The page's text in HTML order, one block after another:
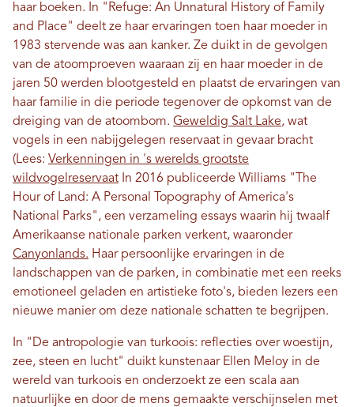
haar boeken. In "Refuge: An Unnatural History of Family
and Place" deelt ze haar ervaringen toen haar moeder in
1983 stervende was aan kanker. Ze duikt in de gevolgen
van de atoomproeven waaraan zij en haar moeder in de
jaren 50 werden blootgesteld en plaatst de ervaringen van
haar familie in die periode tegenover de opkomst van de
dreiging van de atoombom. Geweldig Salt Lake, wat
vogels in een nabijgelegen reservaat in gevaar bracht
(Lees: Verkenningen in 's werelds grootste
wildvogelreservaat In 2016 publiceerde Williams "The
Hour of Land: A Personal Topography of America's
National Parks", een verzameling essays waarin hij twaalf
Amerikaanse nationale parken verkent, waaronder
Canyonlands. Haar persoonlijke ervaringen in de
landschappen van de parken, in combinatie met een reeks
emotioneel geladen en artistieke foto's, bieden lezers een
nieuwe manier om deze nationale schatten te begrijpen.
In "De antropologie van turkoois: reflecties over woestijn,
zee, steen en lucht" duikt kunstenaar Ellen Meloy in de
wereld van turkoois en onderzoekt ze een scala aan
natuurlijke en door de mens gemaakte verschijnselen met